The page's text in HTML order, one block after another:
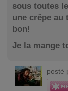
sous toutes
une crêpe au
bon!
Je la mange
posté